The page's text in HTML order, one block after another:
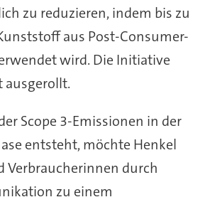
zu reduzieren, indem bis zu
aus Post-Consumer-
wird. Die Initiative
Scope 3-Emissionen in der
entsteht, möchte Henkel
Verbraucherinnen durch
zu einem